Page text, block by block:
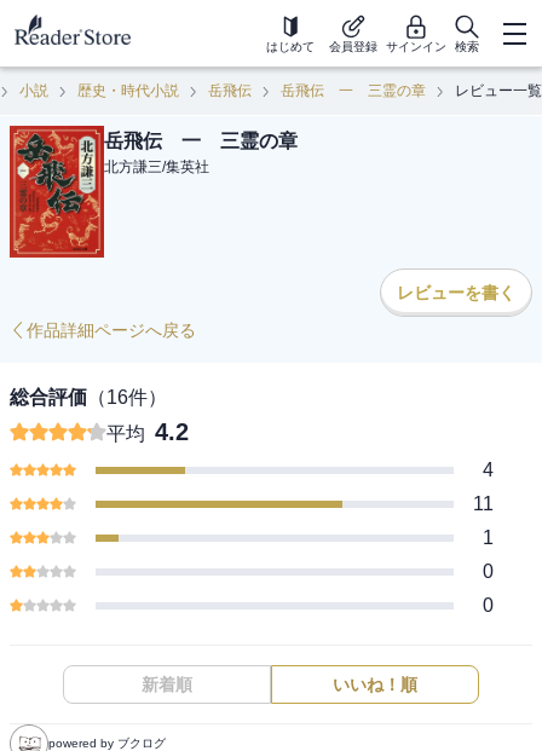
はじめて 会員登録 サインイン 検索
小説 歴史・時代小説 岳飛伝 岳飛伝 一 三霊の章 レビュー一覧
岳飛伝 一 三霊の章
北方謙三/集英社
レビューを書く
作品詳細ページへ戻る
総合評価 （16件）
平均 4.2
4
11
1
0
0
新着順 いいね！順
powered by ブクログ